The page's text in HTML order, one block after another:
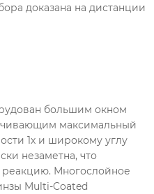
доказана на дистанции
большим окном
максимальный
1х и широкому углу
незаметна, что
Многослойное
Multi-Coated